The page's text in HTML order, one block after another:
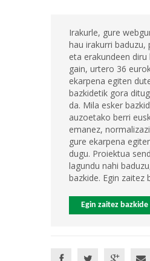
Irakurle, gure
hau irakurri baduzu,
eta erakundeen diru
gain, urtero 36
ekarpena egiten
bazkidetik gora
da. Mila esker
auzoetako berri
emanez,
gure ekarpena
dugu. Proiektua
lagundu nahi
bazkide. Egin zaitez
Egin zaitez bazkide